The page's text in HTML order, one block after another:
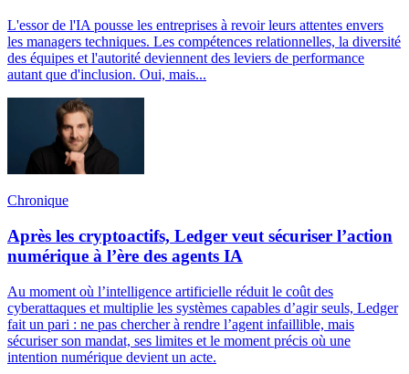
L'essor de l'IA pousse les entreprises à revoir leurs attentes envers
les managers techniques. Les compétences relationnelles, la diversité
des équipes et l'autorité deviennent des leviers de performance
autant que d'inclusion. Oui, mais...
Chronique
Après les cryptoactifs, Ledger veut sécuriser l’action
numérique à l’ère des agents IA
Au moment où l’intelligence artificielle réduit le coût des
cyberattaques et multiplie les systèmes capables d’agir seuls, Ledger
fait un pari : ne pas chercher à rendre l’agent infaillible, mais
sécuriser son mandat, ses limites et le moment précis où une
intention numérique devient un acte.